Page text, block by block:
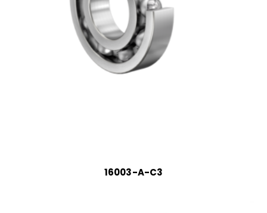
16003-A-C3